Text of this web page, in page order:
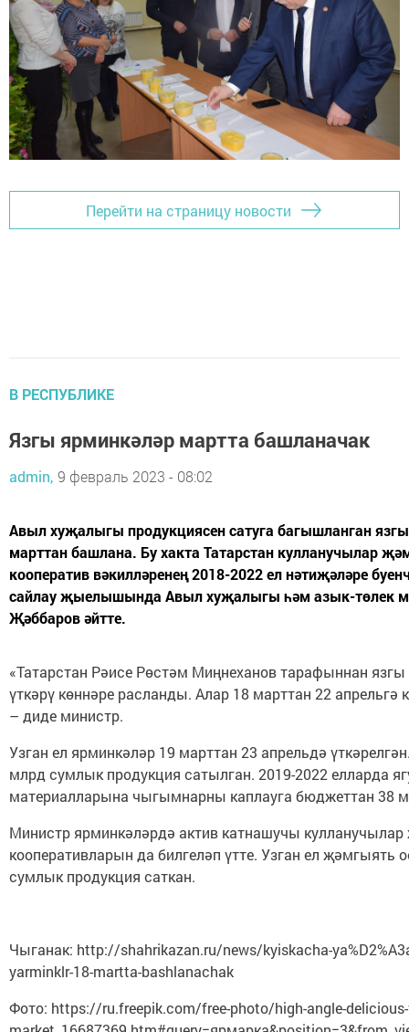
Перейти на страницу новости
В РЕСПУБЛИКЕ
Язгы ярминкәләр мартта башланачак
admin, 9 февраль 2023 - 08:02
Авыл хуҗалыгы продукциясен сатуга багышланган
марттан башлана. Бу хакта Татарстан кулланучылар
кооператив вәкилләренең 2018-2022 ел нәтиҗәләре
сайлау җыелышында Авыл хуҗалыгы һәм азык-төлек
Җәббаров әйтте.
«Татарстан Рәисе Рөстәм Миңнеханов тарафыннан
үткәрү көннәре расланды. Алар 18 марттан 22 апрельгә
– диде министр.
Узган ел ярминкәләр 19 марттан 23 апрельдә
млрд сумлык продукция сатылган. 2019-2022 елларда
материалларына чыгымнарны каплауга бюджеттан 38
Министр ярминкәләрдә актив катнашучы
кооперативларын да билгеләп үтте. Узган ел
сумлык продукция саткан.
Чыганак: http://shahrikazan.ru/news/kyiskacha-
yarminklr-18-martta-bashlanachak
Фото: https://ru.freepik.com/free-photo/high-angle-